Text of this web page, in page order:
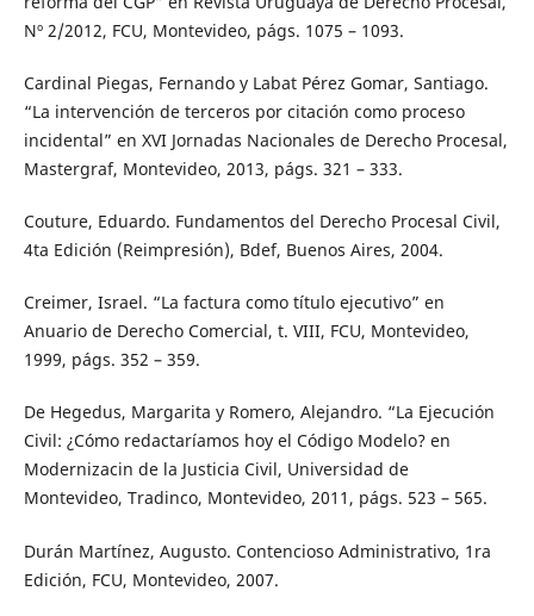
Nº 2/2012, FCU, Montevideo, págs. 1075 – 1093.
Cardinal Piegas, Fernando y Labat Pérez Gomar, Santiago.
“La intervención de terceros por citación como proceso
incidental” en XVI Jornadas Nacionales de Derecho Procesal,
Mastergraf, Montevideo, 2013, págs. 321 – 333.
Couture, Eduardo. Fundamentos del Derecho Procesal Civil,
4ta Edición (Reimpresión), Bdef, Buenos Aires, 2004.
Creimer, Israel. “La factura como título ejecutivo” en
Anuario de Derecho Comercial, t. VIII, FCU, Montevideo,
1999, págs. 352 – 359.
De Hegedus, Margarita y Romero, Alejandro. “La Ejecución
Civil: ¿Cómo redactaríamos hoy el Código Modelo? en
Modernizacin de la Justicia Civil, Universidad de
Montevideo, Tradinco, Montevideo, 2011, págs. 523 – 565.
Durán Martínez, Augusto. Contencioso Administrativo, 1ra
Edición, FCU, Montevideo, 2007.